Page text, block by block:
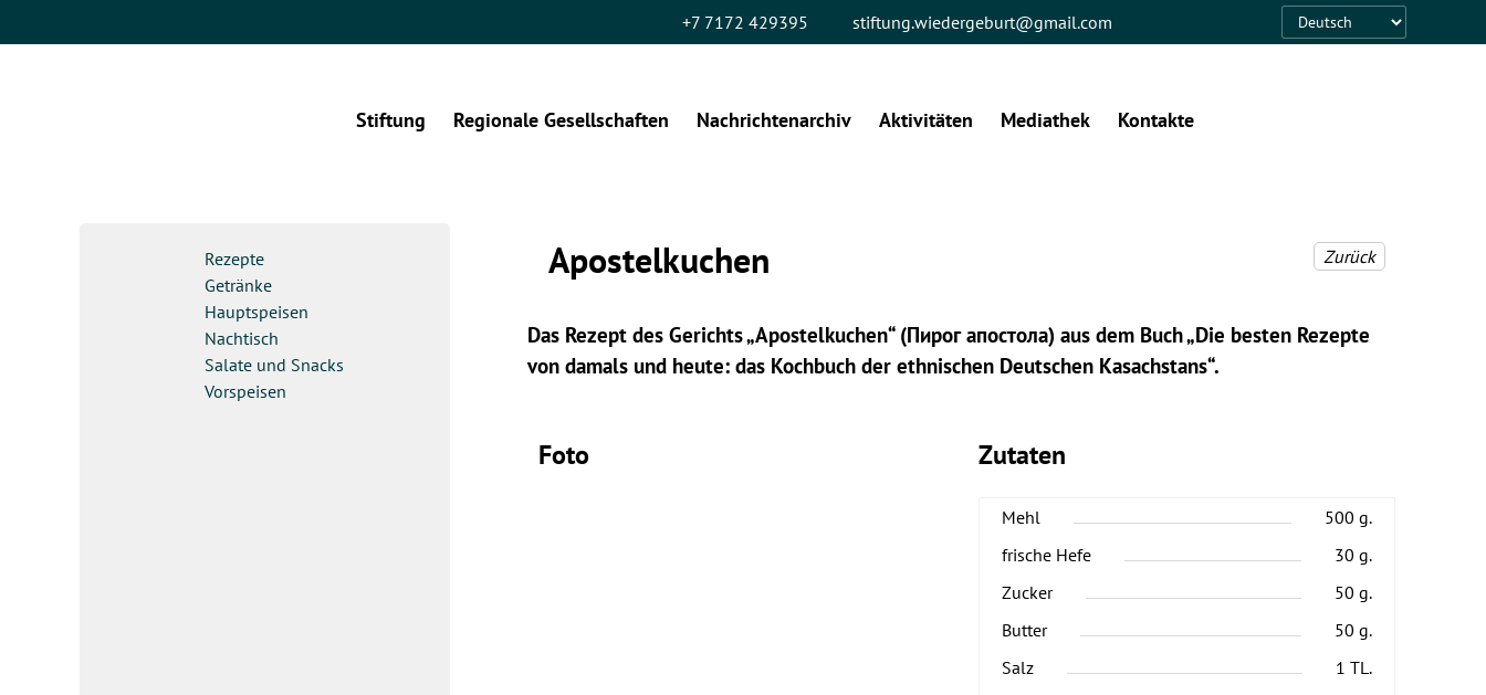
+7 7172 429395 stiftung.wiedergeburt@gmail.com
Language
Stiftung Regionale Gesellschaften Nachrichtenarchiv Aktivitäten Mediathek Kontakte
Apostelkuchen Zurück
Das Rezept des Gerichts „Apostelkuchen“ (Пирог апостола) aus dem Buch „Die besten Rezepte
von damals und heute: das Kochbuch der ethnischen Deutschen Kasachstans“.
Foto Zutaten
Mehl
500 g.
frische Hefe
30 g.
Zucker
50 g.
Butter
50 g.
Salz
1 TL.
Rezepte
Getränke
Hauptspeisen
Nachtisch
Salate und Snacks
Vorspeisen